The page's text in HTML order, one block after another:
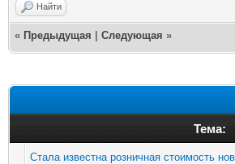
Найти
« Предыдущая Следующая »
Тема:
Стала известна розничная стоимость